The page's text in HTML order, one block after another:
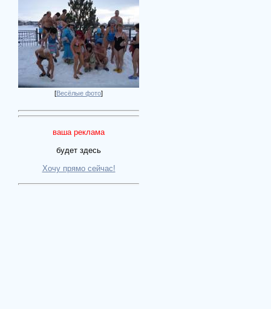
[Весёлые фото]
ваша реклама
будет здесь
Хочу прямо сейчас!